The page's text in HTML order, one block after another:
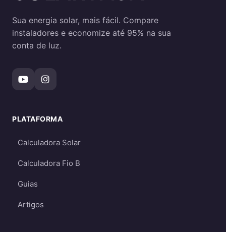
Sua energia solar, mais fácil. Compare
instaladores e economize até 95% na sua
conta de luz.
PLATAFORMA
Calculadora Solar
Calculadora Fio B
Guias
Artigos